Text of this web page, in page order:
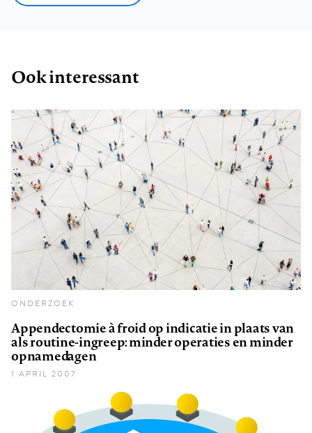
Ook interessant
ONDERZOEK
Appendectomie à froid op indicatie in plaats van
als routine-ingreep: minder operaties en minder
opnamedagen
1 APRIL 2007